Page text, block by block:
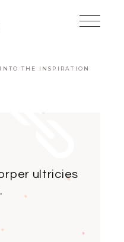
INTO THE INSPIRATION
ultricies